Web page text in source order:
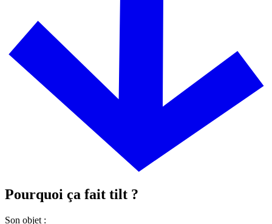
Pourquoi ça fait tilt ?
Son objet :